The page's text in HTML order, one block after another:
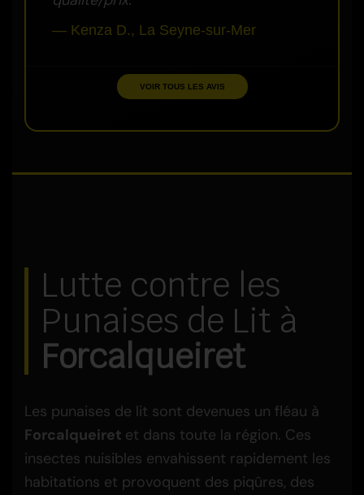
— Kenza D., La Seyne-sur-Mer
VOIR TOUS LES AVIS
Lutte contre les
Punaises de Lit à
Forcalqueiret
Les punaises de lit sont devenues un fléau à
Forcalqueiret et dans toute la région. Ces
insectes nuisibles envahissent rapidement les
habitations et provoquent des piqûres, des